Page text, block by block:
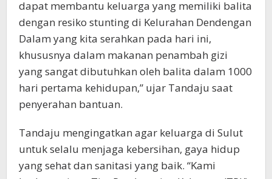
dapat membantu keluarga yang memiliki balita
dengan resiko stunting di Kelurahan Dendengan
Dalam yang kita serahkan pada hari ini,
khususnya dalam makanan penambah gizi
yang sangat dibutuhkan oleh balita dalam 1000
hari pertama kehidupan,” ujar Tandaju saat
penyerahan bantuan.
Tandaju mengingatkan agar keluarga di Sulut
untuk selalu menjaga kebersihan, gaya hidup
yang sehat dan sanitasi yang baik. “Kami